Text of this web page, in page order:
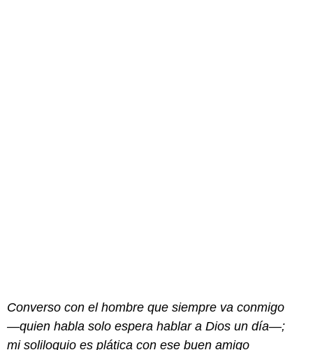
Converso con el hombre que siempre va conmigo
—quien habla solo espera hablar a Dios un día—;
mi soliloquio es plática con ese buen amigo